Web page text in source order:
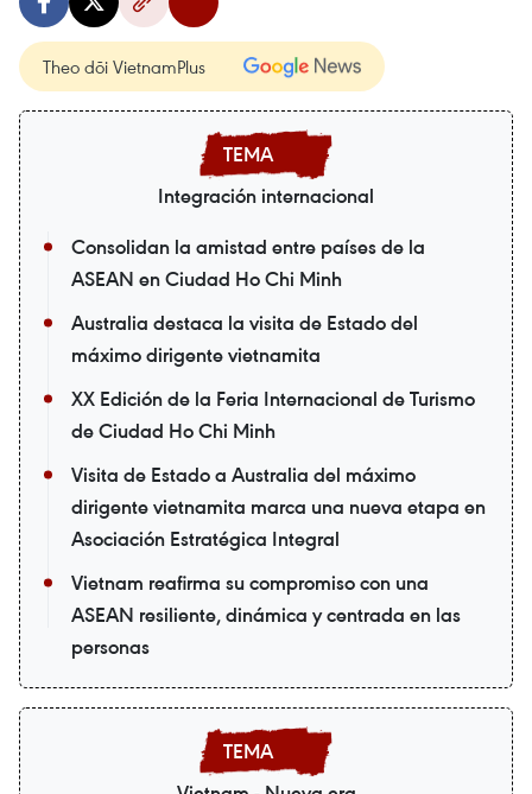
Theo dõi VietnamPlus
Integración internacional
Consolidan la amistad entre países de la
ASEAN en Ciudad Ho Chi Minh
Australia destaca la visita de Estado del
máximo dirigente vietnamita
XX Edición de la Feria Internacional de Turismo
de Ciudad Ho Chi Minh
Visita de Estado a Australia del máximo
dirigente vietnamita marca una nueva etapa en
Asociación Estratégica Integral
Vietnam reafirma su compromiso con una
ASEAN resiliente, dinámica y centrada en las
personas